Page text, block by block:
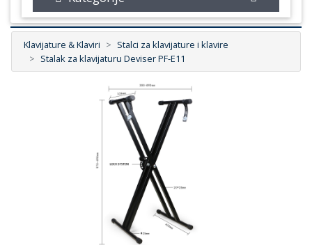
Klavijature & Klaviri
Stalci za klavijature i klavire
Stalak za klavijaturu Deviser PF-E11